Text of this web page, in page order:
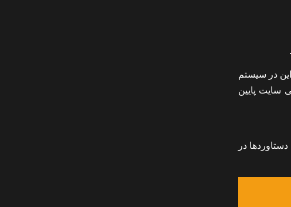
در سیستم
سایت پایین
در